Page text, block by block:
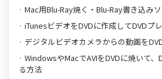
· Mac用Blu-Ray焼く・Blu-Ray書き込み
· iTunesビデオをDVDに作成してDVDプ
· デジタルビデオカメラからの動画を
· WindowsやMacでAVIをDVDに焼いて
る方法